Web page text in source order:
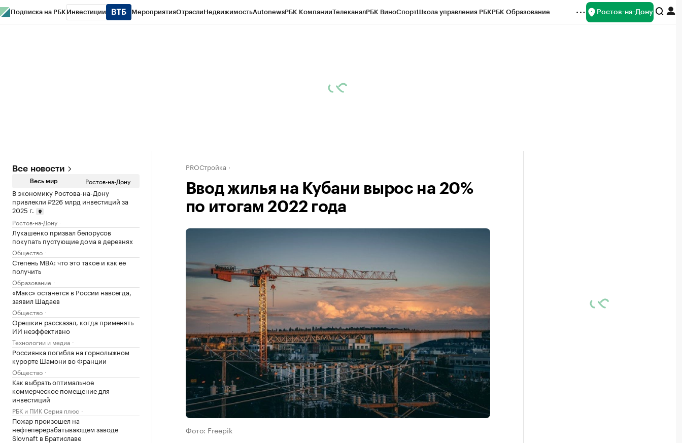
Подписка на РБК Инвестиции МероприятияОтраслиНедвижимостьAutonewsРБК КомпанииТелеканалРБК ВиноСпортШкола управления РБКРБК Образование Ростов-на-Дону
Все новости
Весь мир Ростов-на-Дону
В экономику Ростова-на-Дону
привлекли ₽226 млрд инвестиций за
2025 г.
Ростов-на-Дону
Лукашенко призвал белорусов
покупать пустующие дома в деревнях
Общество
Степень MBA: что это такое и как ее
получить
Образование
«Макс» останется в России навсегда,
заявил Шадаев
Общество
Орешкин рассказал, когда применять
ИИ неэффективно
Технологии и медиа
Россиянка погибла на горнолыжном
курорте Шамони во Франции
Общество
Как выбрать оптимальное
коммерческое помещение для
инвестиций
РБК и ПИК Серия плюс
Пожар произошел на
нефтеперерабатывающем заводе
Slovnaft в Братиславе
PROСтройка
Ввод жилья на Кубани вырос на 20%
по итогам 2022 года
Фото: Freepik